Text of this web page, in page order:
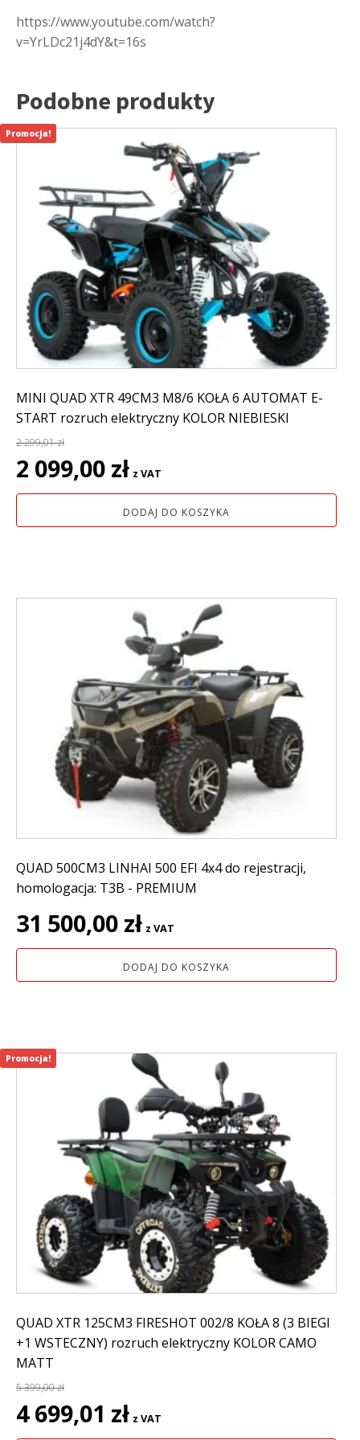
https://www.youtube.com/watch?
v=YrLDc21j4dY&t=16s
Podobne produkty
MINI QUAD XTR 49CM3 M8/6 KOŁA 6 AUTOMAT E-
START rozruch elektryczny KOLOR NIEBIESKI
2 299,01zł
Pierwotna
cena
wynosiła:
2 099,00 zł cena
wynosi:
2
z VAT
DODAJ DO KOSZYKA
Promocja!
QUAD 500CM3 LINHAI 500 EFI 4x4 do rejestracji,
homologacja: T3B - PREMIUM
31 500,00 zł z VAT
DODAJ DO KOSZYKA
QUAD XTR 125CM3 FIRESHOT 002/8 KOŁA 8 (3 BIEGI
+1 WSTECZNY) rozruch elektryczny KOLOR CAMO
MATT
5 399,00zł
Pierwotna
cena
4 699,01 zł cena
z VAT
Promocja!